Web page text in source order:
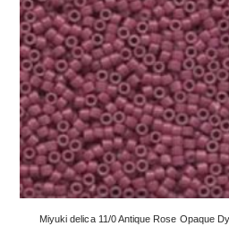
Miyuki delica 11/0 Antique Rose Opaque